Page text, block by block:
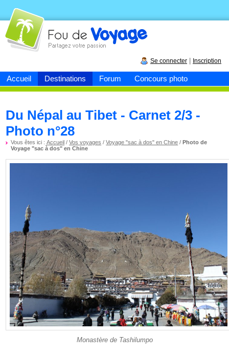
Accueil Destinations Forum Concours photo
Fou devoyage
Se connecter Inscription
Du Népal au Tibet - Carnet 2/3 -
Photo n°28
Vous êtes ici :Accueil /Vos voyages /Voyage "sac à dos" en Chine /Photo de
Voyage "sac à dos" en Chine
Monastère de Tashilumpo